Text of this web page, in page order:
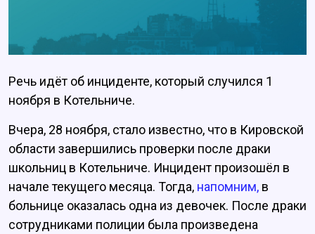
Речь идёт об инциденте, который случился 1
ноября в Котельниче.
Вчера, 28 ноября, стало известно, что в Кировской
области завершились проверки после драки
школьниц в Котельниче. Инцидент произошёл в
начале текущего месяца. Тогда, напомним, в
больнице оказалась одна из девочек. После драки
сотрудниками полиции была произведена